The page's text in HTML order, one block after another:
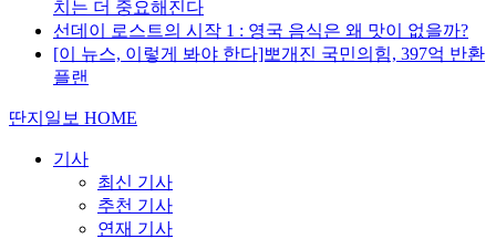
치는 더 중요해진다
선데이 로스트의 시작 1 : 영국 음식은 왜 맛이 없을까?
[이 뉴스, 이렇게 봐야 한다]뽀개진 국민의힘, 397억 반환
플랜
딴지일보 HOME
기사
최신 기사
추천 기사
연재 기사